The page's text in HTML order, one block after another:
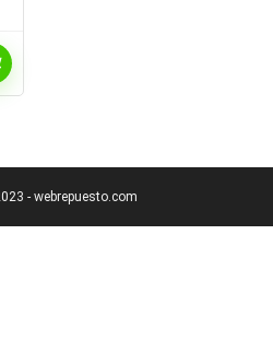
- webrepuesto.com